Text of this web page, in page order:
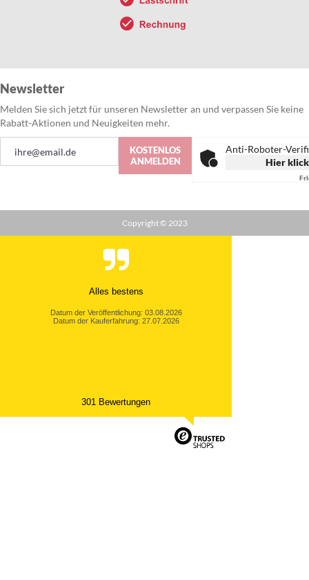
Newsletter
Melden Sie sich jetzt für unseren Newsletter an und verpassen Sie keine
Rabatt-Aktionen und Neuigkeiten mehr.
zum
KOSTENLOS
ANMELDEN
Anti-Roboter-
Hier
Copyright © 2023
Alles bestens
Datum der Veröffentlichung: 03.08.2026
Datum der Kauferfahrung: 27.07.2026
301 Bewertungen